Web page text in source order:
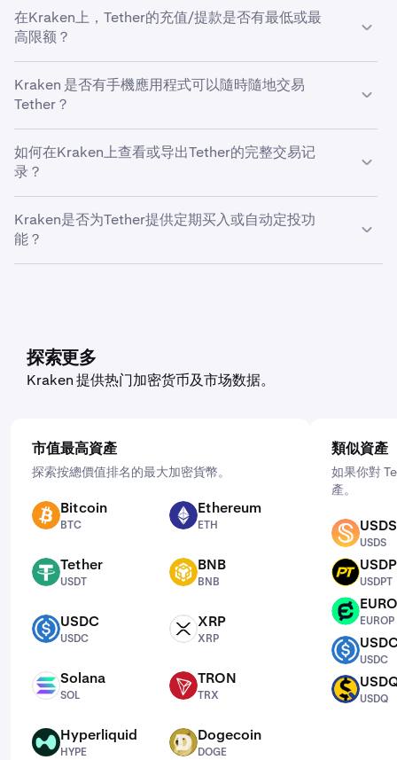
开提醒设置。選擇 Tether，設定觸發參數，並使用百分
比按鈕或直接輸入目標價格進行調整。
如要在 Kraken 手機應用程式中設定 Tether 價格提醒，
請確保在設備設定和 Kraken Pro 應用程式內均已啟用
推送通知。然後，透過點按「市場」頁面上的鈴鐺圖示
或获利订单。在使用Kraken Pro时，您可以在订单表单中
找到“获利/止损”下拉菜单，为Tether设置止损或获利订
单。根據你的偏好選擇「簡單」或「高級」模式。
在Kraken上，Tether的充值/提款是否有最低或最
高限额？
别以及您要存入或提取的资产类型。
Kraken 是否有手機應用程式可以隨時隨地交易
Tether？
Tether持仓。我们的智能投资服务为您的Tether投资提供强
大工具和便捷控制。
如何在Kraken上查看或导出Tether的完整交易记
录？
档”>“创建导出”。在此頁面，你可以選擇匯出交易紀錄、帳
本紀錄或餘額，具體取決於你希望匯出的資料類型。
Kraken是否为Tether提供定期买入或自动定投功
能？
探索更多
Kraken 提供热门加密货币及市场数据。
市值最高資產
探索按總價值排名的最大加密貨幣。
BTC Bitcoin
BTC
ETH Ethereum
ETH
USDT Tether
USDT
BNB BNB
BNB
USDC USDC
USDC
XRP XRP
XRP
SOL Solana
SOL
TRX TRON
TRX
HYPE Hyperliquid
HYPE
DOGE Dogecoin
DOGE
類似資產
如果你對
產。
USDS USDS
USDS
USDPT
USDPT
EUROP
EUROP
USDC
USDC
USDQ
USDQ